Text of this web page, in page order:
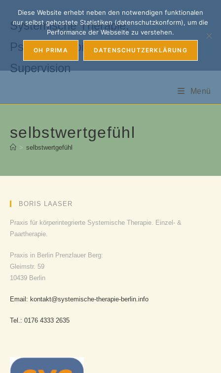
springen
Systemische Therapie,
Psychotherapie, Coaching &
Supervision
Menü
selbstwertgefühl
> selbstwertgefühl
BORIS LAASER
Praxis für körperintegrierte Systemische Therapie. Einzel- &
Paartherapie.
Praxis in Berlin Prenzlauer Berg:
Gleimstr. 59
10439 Berlin
Email: kontakt@systemische-therapie-berlin.info
Tel.: 0176 4333 2635
Diese Website erhebt neben den notwendigen funktionalen
nur selbst gehostete Statistiken (datenschutzkonform), um die
Performance der Webseite zu verstehen.
OH PRIMA DATENSCHUTZERKLÄRUNG